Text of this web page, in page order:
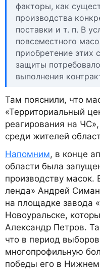
факторы, как
производства
поставки и т. п. В
повсеместного
приобретение этих
защиты
выполнения
Там пояснили, что
«Территориальный
реагирования на
среди жителей
Напомним, в конце
области была
производству
ленда» Андрей
на площадке завода
Новоуральске,
Александр Петров.
что в период
многопрофильную
победы его в Нижнем